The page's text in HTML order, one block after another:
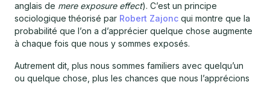
anglais de mere exposure effect). C’est un principe
sociologique théorisé par Robert Zajonc qui montre que la
probabilité que l’on a d’apprécier quelque chose augmente
à chaque fois que nous y sommes exposés.
Autrement dit, plus nous sommes familiers avec quelqu’un
ou quelque chose, plus les chances que nous l’apprécions